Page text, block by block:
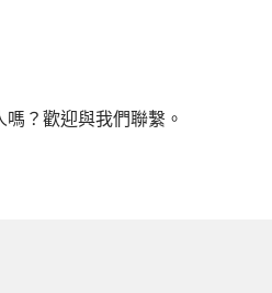
？歡迎與我們聯繫。